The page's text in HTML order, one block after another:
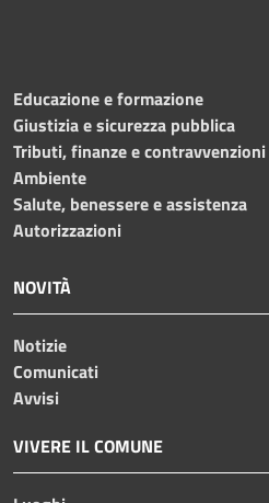
Educazione e formazione
Giustizia e sicurezza pubblica
Tributi, finanze e contravvenzioni
Ambiente
Salute, benessere e assistenza
Autorizzazioni
NOVITÀ
Notizie
Comunicati
Avvisi
VIVERE IL COMUNE